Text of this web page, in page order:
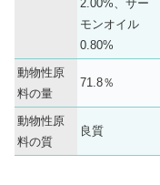
2.00%、サー
モンオイル
0.80%
動物性原
料の量
71.8％
動物性原
料の質
良質